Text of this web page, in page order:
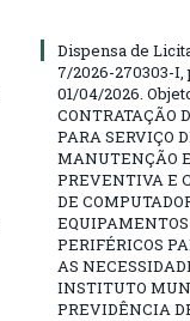
Dispensa de
7/2026-270303-
01/04/2026.
CONTRATAÇÃO
PARA SERVIÇO
MANUTENÇÃO
PREVENTIVA E
DE
EQUIPAMENTOS
PERIFÉRICOS
AS
INSTITUTO
PREVIDÊNCIA